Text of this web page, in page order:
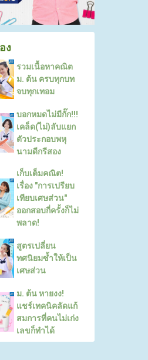
ง
รวมเนื้อหาคณิต
ม. ต้น ครบทุกบท
จบทุกเทอม
บอกหมดไม่มีกั๊ก!!!
เคล็ด(ไม่)ลับแยก
ตัวประกอบพหุ
นามดีกรีสอง
เก็บเต็มคณิต!
เรื่อง "การเปรียบ
เทียบเศษส่วน"
ออกสอบกี่ครั้งก็ไม่
พลาด!
สูตรเปลี่ยน
ทศนิยมซ้ำให้เป็น
เศษส่วน
ม. ต้น หายงง!
แชร์เทคนิคลัดแก้
สมการที่คนไม่เก่ง
เลขก็ทำได้